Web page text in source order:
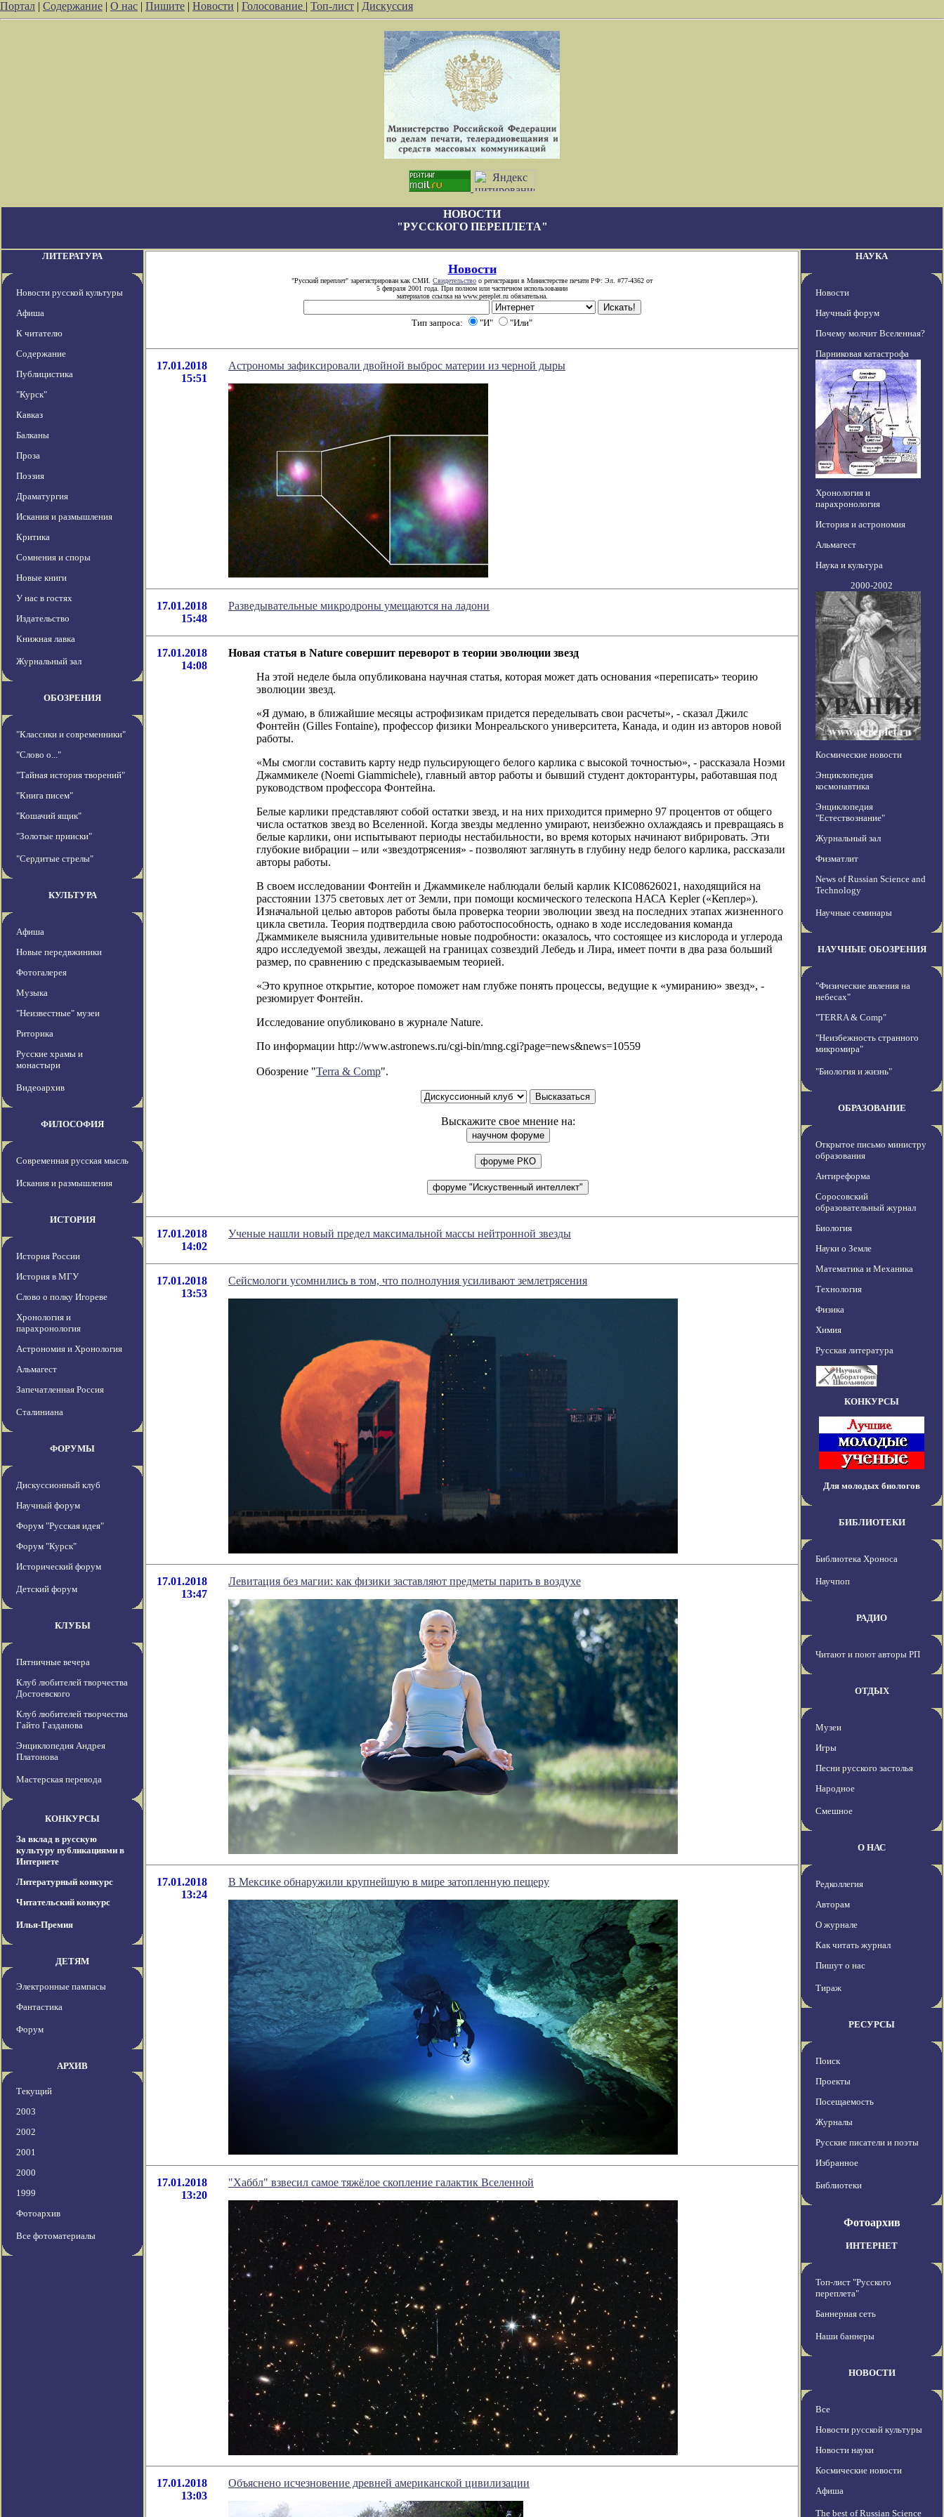
Портал | Содержание | О нас | Пишите | Новости | Голосование | Топ-лист | Дискуссия
НОВОСТИ
"РУССКОГО ПЕРЕПЛЕТА"
ЛИТЕРАТУРА
Новости русской культуры
Афиша
К читателю
Содержание
Публицистика
"Курск"
Кавказ
Балканы
Проза
Поэзия
Драматургия
Искания и размышления
Критика
Сомнения и споры
Новые книги
У нас в гостях
Издательство
Книжная лавка
Журнальный зал
ОБОЗРЕНИЯ
"Классики и современники"
"Слово о..."
"Тайная история творений"
"Книга писем"
"Кошачий ящик"
"Золотые прииски"
"Сердитые стрелы"
КУЛЬТУРА
Афиша
Новые передвжиники
Фотогалерея
Музыка
"Неизвестные" музеи
Риторика
Русские храмы и
монастыри
Видеоархив
ФИЛОСОФИЯ
Современная русская мысль
Искания и размышления
ИСТОРИЯ
История России
История в МГУ
Слово о полку Игореве
Хронология и
парахронология
Астрономия и Хронология
Альмагест
Запечатленная Россия
Сталиниана
ФОРУМЫ
Дискуссионный клуб
Научный форум
Форум "Русская идея"
Форум "Курск"
Исторический форум
Детский форум
КЛУБЫ
Пятничные вечера
Клуб любителей творчества
Достоевского
Клуб любителей творчества
Гайто Газданова
Энциклопедия Андрея
Платонова
Мастерская перевода
КОНКУРСЫ
За вклад в русскую
культуру публикациями в
Интернете
Литературный конкурс
Читательский конкурс
Илья-Премия
ДЕТЯМ
Электронные пампасы
Фантастика
Форум
АРХИВ
Текущий
2003
2002
2001
2000
1999
Фотоархив
Все фотоматериалы
Новости
"Русский переплет" зарегистрирован как СМИ. Свидетельство о регистрации в Министерстве печати РФ: Эл. #77-4362 от
5 февраля 2001 года. При полном или частичном использовании
материалов ссылка на www.pereplet.ru обязательна.
Тип запроса: "И" "Или"
17.01.2018
15:51
Астрономы зафиксировали двойной выброс материи из черной дыры
17.01.2018
15:48
Разведывательные микродроны умещаются на ладони
17.01.2018
14:08
Новая статья в Nature совершит переворот в теории эволюции звезд
На этой неделе была опубликована научная статья, которая может дать основания «переписать» теорию
эволюции звезд.
«Я думаю, в ближайшие месяцы астрофизикам придется переделывать свои расчеты», - сказал Джилс
Фонтейн (Gilles Fontaine), профессор физики Монреальского университета, Канада, и один из авторов новой
работы.
«Мы смогли составить карту недр пульсирующего белого карлика с высокой точностью», - рассказала Ноэми
Джаммикеле (Noemi Giammichele), главный автор работы и бывший студент докторантуры, работавшая под
руководством профессора Фонтейна.
Белые карлики представляют собой остатки звезд, и на них приходится примерно 97 процентов от общего
числа остатков звезд во Вселенной. Когда звезды медленно умирают, неизбежно охлаждаясь и превращаясь в
белые карлики, они испытывают периоды нестабильности, во время которых начинают вибрировать. Эти
глубокие вибрации – или «звездотрясения» - позволяют заглянуть в глубину недр белого карлика, рассказали
авторы работы.
В своем исследовании Фонтейн и Джаммикеле наблюдали белый карлик KIC08626021, находящийся на
расстоянии 1375 световых лет от Земли, при помощи космического телескопа НАСА Kepler («Кеплер»).
Изначальной целью авторов работы была проверка теории эволюции звезд на последних этапах жизненного
цикла светила. Теория подтвердила свою работоспособность, однако в ходе исследования команда
Джаммикеле выяснила удивительные новые подробности: оказалось, что состоящее из кислорода и углерода
ядро исследуемой звезды, лежащей на границах созвездий Лебедь и Лира, имеет почти в два раза больший
размер, по сравнению с предсказываемым теорией.
«Это крупное открытие, которое поможет нам глубже понять процессы, ведущие к «умиранию» звезд», -
резюмирует Фонтейн.
Исследование опубликовано в журнале Nature.
По информации http://www.astronews.ru/cgi-bin/mng.cgi?page=news&news=10559
Обозрение "Terra & Comp".
Выскажите свое мнение на:
17.01.2018
14:02
Ученые нашли новый предел максимальной массы нейтронной звезды
17.01.2018
13:53
Сейсмологи усомнились в том, что полнолуния усиливают землетрясения
17.01.2018
13:47
Левитация без магии: как физики заставляют предметы парить в воздухе
17.01.2018
13:24
В Мексике обнаружили крупнейшую в мире затопленную пещеру
17.01.2018
13:20
"Хаббл" взвесил самое тяжёлое скопление галактик Вселенной
17.01.2018
13:03
Объяснено исчезновение древней американской цивилизации
НАУКА
Новости
Научный форум
Почему молчит Вселенная?
Парниковая катастрофа
Хронология и
парахронология
История и астрономия
Альмагест
Наука и культура
2000-2002
Космические новости
Энциклопедия
космонавтика
Энциклопедия
"Естествознание"
Журнальный зал
Физматлит
News of Russian Science and
Technology
Научные семинары
НАУЧНЫЕ ОБОЗРЕНИЯ
"Физические явления на
небесах"
"TERRA & Comp"
"Неизбежность странного
микромира"
"Биология и жизнь"
ОБРАЗОВАНИЕ
Открытое письмо министру
образования
Антиреформа
Соросовский
образовательный журнал
Биология
Науки о Земле
Математика и Механика
Технология
Физика
Химия
Русская литература
КОНКУРСЫ
Для молодых биологов
БИБЛИОТЕКИ
Библиотека Хроноса
Научпоп
РАДИО
Читают и поют авторы РП
ОТДЫХ
Музеи
Игры
Песни русского застолья
Народное
Смешное
О НАС
Редколлегия
Авторам
О журнале
Как читать журнал
Пишут о нас
Тираж
РЕСУРСЫ
Поиск
Проекты
Посещаемость
Журналы
Русские писатели и поэты
Избранное
Библиотеки
Фотоархив
ИНТЕРНЕТ
Топ-лист "Русского
переплета"
Баннерная сеть
Наши баннеры
НОВОСТИ
Все
Новости русской культуры
Новости науки
Космические новости
Афиша
The best of Russian Science